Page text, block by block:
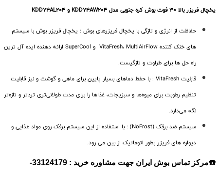
یخچال فریزر بالا 30 فوت بوش کره جنوبی مدل KDD74AW204 و KDD74AL204
حفاظت از انرژی و تازگی با یخچال فریزرهای بوش : یخچال فریزر بوش با سیستم
های خنک کننده VitaFresh، MultiAirFlow و SuperCool ارائه دهنده ایده آل ترین
راه حل ها برای طراوت و تازگیست.
قابلیت VitaFresh : با حفظ دماهای بسیار پایین برای ماهی و گوشت و نیز قابلیت
تنظیم رطوبت برای میوه‌ها و سبزیجات، غذاها را برای مدت طولانی‌تری تردتر و تازه‌تر
نگه می‌دارد.
سیستم ضد برفک (NoFrost) : با استفاده از این سیستم برفک روی مواد غذایی و
دیواره های فریزر بطور اتوماتیک از بین می رود.
☎️مرکز تماس بوش ایران جهت مشاوره خرید : 33124179-